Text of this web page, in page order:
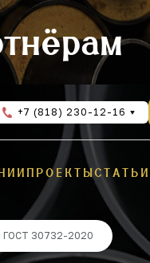
+7 (818) 230-12-16
ПРОЕКТЫСТАТЬИ
30732-2020